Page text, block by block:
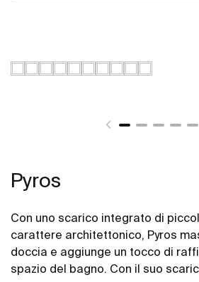
Pyros
Con uno scarico integrato di
carattere architettonico, Pyros
doccia e aggiunge un tocco di
spazio del bagno. Con il suo